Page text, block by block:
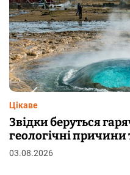
в Ісландії: